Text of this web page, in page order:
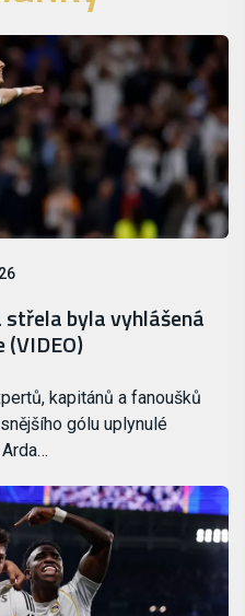
byla vyhlášená
(VIDEO)
kapitánů a fanoušků
gólu uplynulé